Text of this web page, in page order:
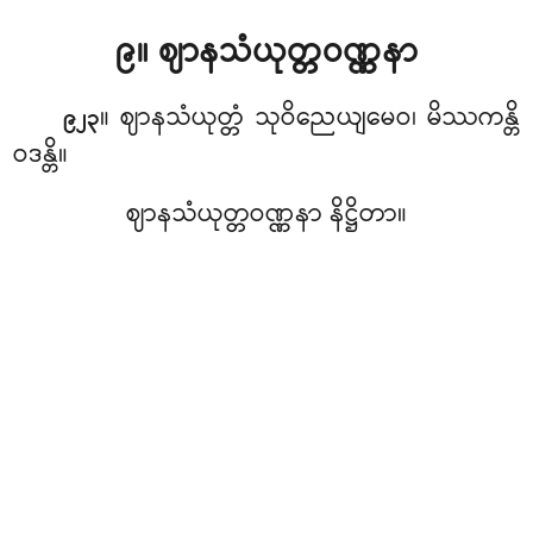
၉။ ဈာနသံယုတ္တဝဏ္ဏနာ
၉၂၃။ ဈာနသံယုတ္တံ သုဝိညေယျမေဝ၊ မိဿကန္တိ
ဝဒန္တိ။
ဈာနသံယုတ္တဝဏ္ဏနာ နိဋ္ဌိတာ။